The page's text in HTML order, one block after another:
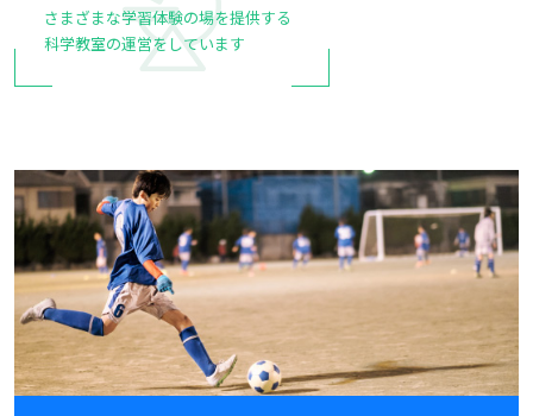
さまざまな学習体験の場を提供する
科学教室の運営をしています